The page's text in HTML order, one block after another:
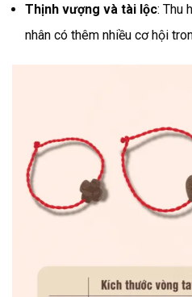
Thịnh vượng và tài lộc: Thu
nhân có thêm nhiều cơ hội